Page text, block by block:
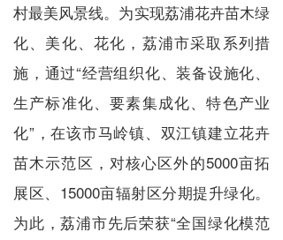
村最美风景线。为实现荔浦花卉苗木绿
化、美化、花化，荔浦市采取系列措
施，通过“经营组织化、装备设施化、
生产标准化、要素集成化、特色产业
化”，在该市马岭镇、双江镇建立花卉
苗木示范区，对核心区外的5000亩拓
展区、15000亩辐射区分期提升绿化。
为此，荔浦市先后荣获“全国绿化模范